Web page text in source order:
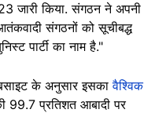
जारी किया. संगठन ने अपनी
संगठनों को सूचीबद्ध
पार्टी का नाम है."
के अनुसार इसकावैश्विक
99.7 प्रतिशत आबादी पर